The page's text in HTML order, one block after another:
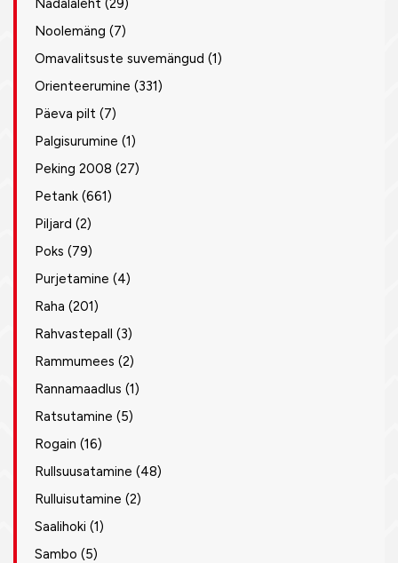
Nädalaleht (29)
Noolemäng (7)
Omavalitsuste suvemängud (1)
Orienteerumine (331)
Päeva pilt (7)
Palgisurumine (1)
Peking 2008 (27)
Petank (661)
Piljard (2)
Poks (79)
Purjetamine (4)
Raha (201)
Rahvastepall (3)
Rammumees (2)
Rannamaadlus (1)
Ratsutamine (5)
Rogain (16)
Rullsuusatamine (48)
Rulluisutamine (2)
Saalihoki (1)
Sambo (5)